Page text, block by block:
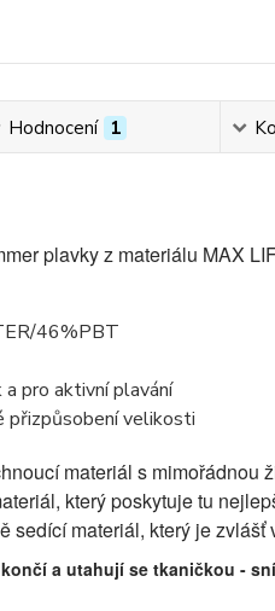
Hodnocení 1
plavky z materiálu MAX
46%PBT
a pro aktivní plavání
přizpůsobení velikosti
materiál s
který poskytuje tu
sedící materiál, který je zvlášť
a utahují se tkaničkou -